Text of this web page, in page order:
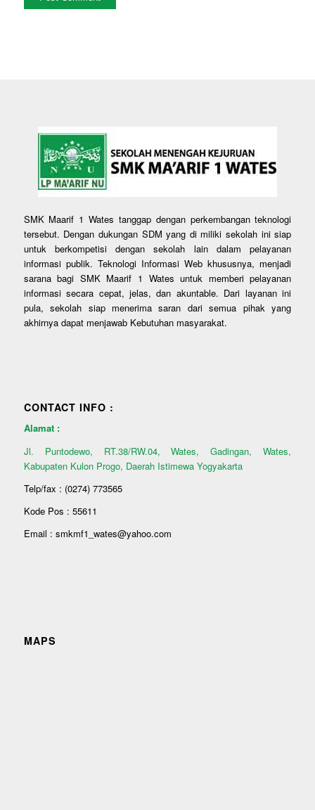
SMK Maarif 1 Wates tanggap dengan perkembangan teknologi
tersebut. Dengan dukungan SDM yang di miliki sekolah ini siap
untuk berkompetisi dengan sekolah lain dalam pelayanan
informasi publik. Teknologi Informasi Web khususnya, menjadi
sarana bagi SMK Maarif 1 Wates untuk memberi pelayanan
informasi secara cepat, jelas, dan akuntable. Dari layanan ini
pula, sekolah siap menerima saran dari semua pihak yang
akhirnya dapat menjawab Kebutuhan masyarakat.
CONTACT INFO :
Alamat :
Jl. Puntodewo, RT.38/RW.04, Wates, Gadingan, Wates,
Kabupaten Kulon Progo, Daerah Istimewa Yogyakarta
Telp/fax : (0274) 773565
Kode Pos : 55611
Email : smkmf1_wates@yahoo.com
MAPS